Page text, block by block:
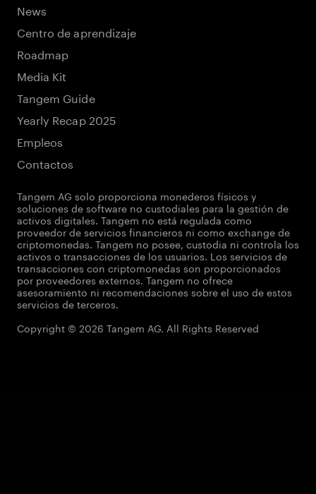
News
Centro de aprendizaje
Roadmap
Media Kit
Tangem Guide
Yearly Recap 2025
Empleos
Contactos
Tangem AG solo proporciona monederos físicos y
soluciones de software no custodiales para la gestión de
activos digitales. Tangem no está regulada como
proveedor de servicios financieros ni como exchange de
criptomonedas. Tangem no posee, custodia ni controla los
activos o transacciones de los usuarios. Los servicios de
transacciones con criptomonedas son proporcionados
por proveedores externos. Tangem no ofrece
asesoramiento ni recomendaciones sobre el uso de estos
servicios de terceros.